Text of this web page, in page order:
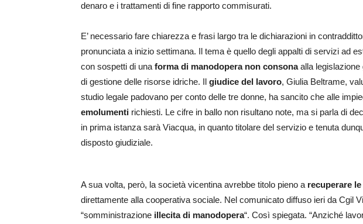
denaro e i trattamenti di fine rapporto commisurati.
E’ necessario fare chiarezza e frasi largo tra le dichiarazioni in
pronunciata a inizio settimana. Il tema è quello degli appalti di servizi ad
con sospetti di una forma di manodopera non consonaalla legislazione
di gestione delle risorse idriche. Il giudice del lavoro, Giulia Beltrame,
studio legale padovano per conto delle tre donne, ha sancito che alle
emolumenti richiesti. Le cifre in ballo non risultano note, ma si parla di
in prima istanza sarà Viacqua, in quanto titolare del servizio e tenuta
disposto giudiziale.
A sua volta, però, la società vicentina avrebbe titolo pieno a recuperare
direttamente alla cooperativa sociale. Nel comunicato diffuso ieri da Cgil
“somministrazione illecita di manodopera“. Così spiegata. “Anziché